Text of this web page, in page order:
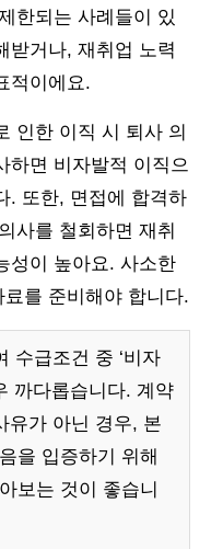
한되는 사례들이 있
받거나, 재취업 노력
적이에요.
인한 이직 시 퇴사 의
하면 비자발적 이직으
. 또한, 면접에 합격하
사를 철회하면 재취
성이 높아요. 사소한
를 준비해야 합니다.
수급조건 중 ‘비자
까다롭습니다. 계약
유가 아닌 경우, 본
을 입증하기 위해
보는 것이 좋습니